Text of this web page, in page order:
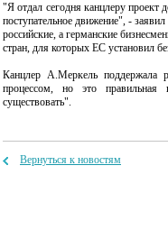
"Я отдал сегодня канцлеру проект
поступательное движение", -
российские, а германские
стран, для которых ЕС установил
Канцлер А.Меркель поддержала
процессом, но это
существовать".
Вернуться к новостям